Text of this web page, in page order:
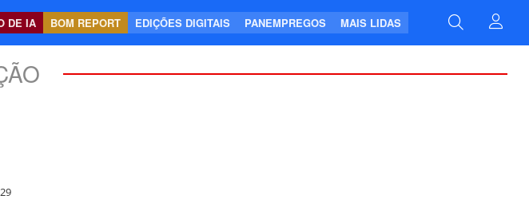
DE IA BOM REPORT EDIÇÕES DIGITAIS PANEMPREGOS MAIS LIDAS